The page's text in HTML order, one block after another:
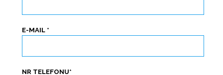
E-MAIL *
NR TELEFONU*